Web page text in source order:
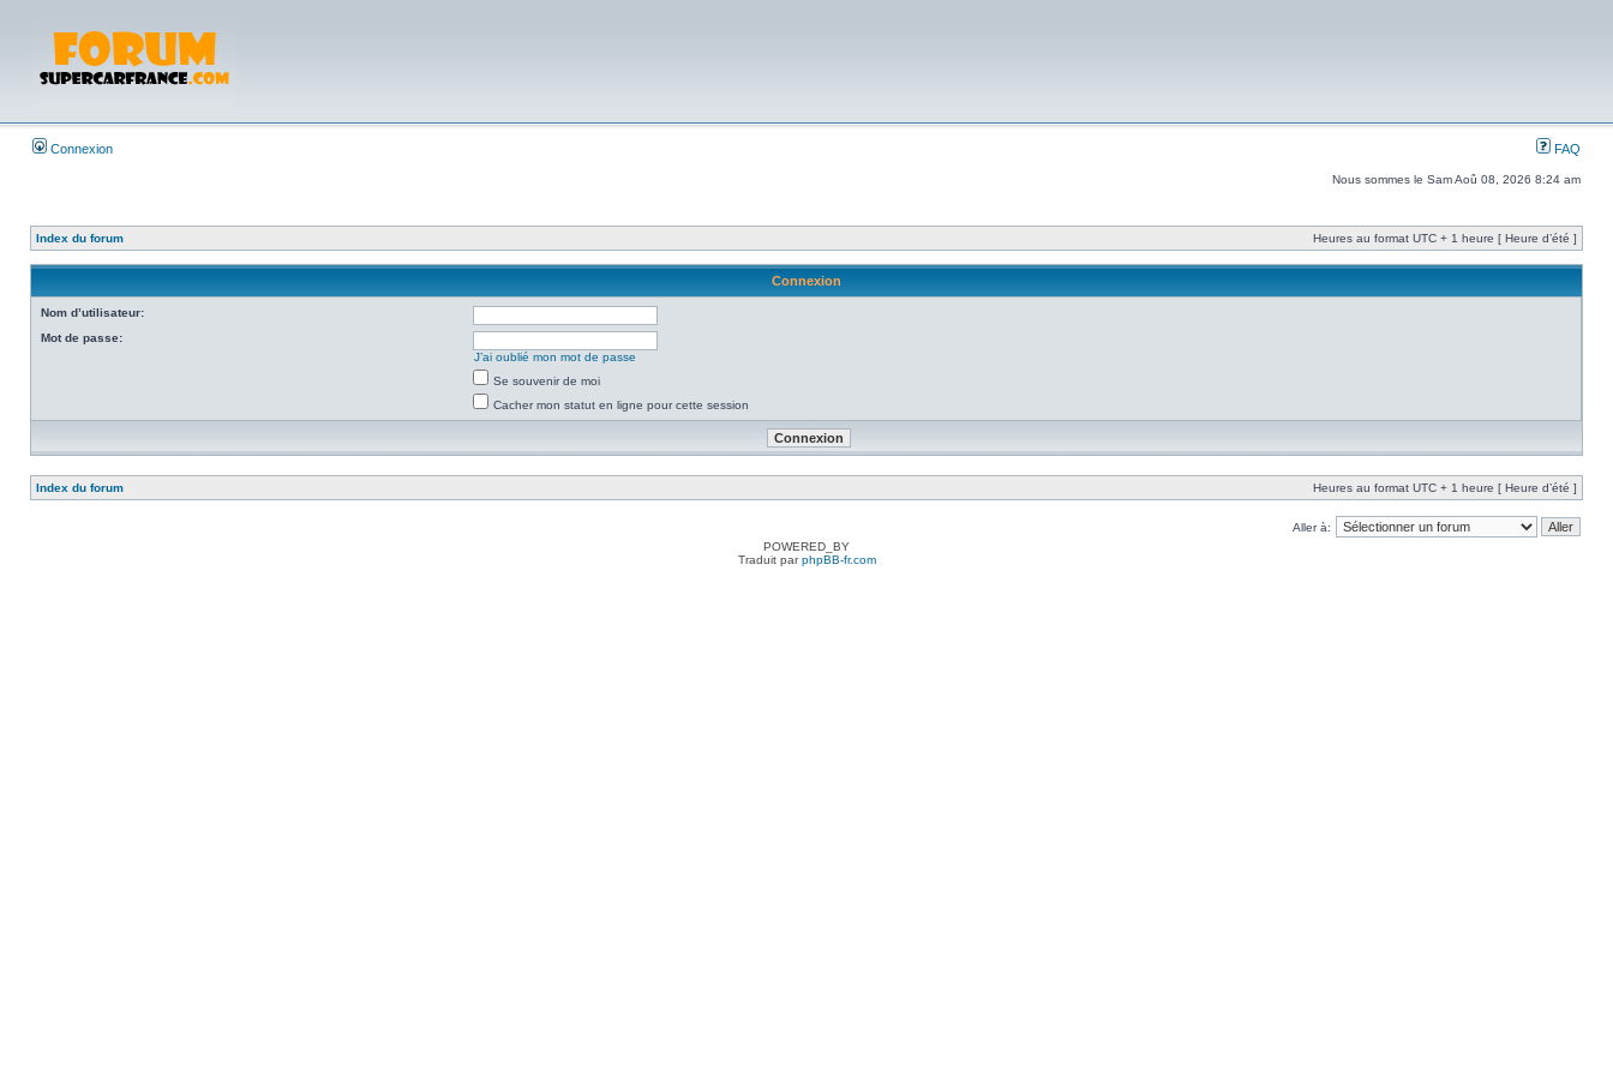
Connexion FAQ
Nous sommes le Sam Aoû 08, 2026 8:24 am
Index du forum Heures au format UTC + 1 heure [ Heure d’été ]
Connexion
Nom d’utilisateur:
Mot de passe:
J’ai oublié mon mot de passe
Se souvenir de moi
Cacher mon statut en ligne pour cette session
Index du forum Heures au format UTC + 1 heure [ Heure d’été ]
Aller à:
POWERED_BY
Traduit parphpBB-fr.com